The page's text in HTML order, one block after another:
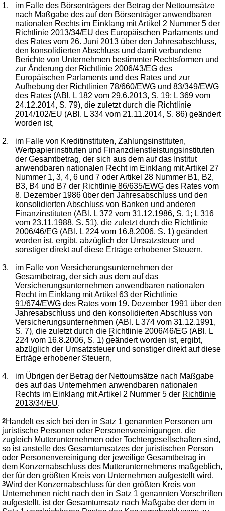
1.
im Falle des Börsenträgers der Betrag der Nettoumsätze
nach Maßgabe des auf den Börsenträger anwendbaren
nationalen Rechts im Einklang mit Artikel 2 Nummer 5 der
Richtlinie 2013/34/EU des Europäischen Parlaments und
des Rates vom 26. Juni 2013 über den Jahresabschluss,
den konsolidierten Abschluss und damit verbundene
Berichte von Unternehmen bestimmter Rechtsformen und
zur Änderung der Richtlinie 2006/43/EG des
Europäischen Parlaments und des Rates und zur
Aufhebung der Richtlinien 78/660/EWG und83/349/EWG
des Rates (ABl. L 182 vom 29.6.2013, S. 19; L 369 vom
24.12.2014, S. 79), die zuletzt durch die Richtlinie
2014/102/EU (ABl. L 334 vom 21.11.2014, S. 86) geändert
worden ist,
2.
im Falle von Kreditinstituten, Zahlungsinstituten,
Wertpapierinstituten und Finanzdienstleistungsinstituten
der Gesamtbetrag, der sich aus dem auf das Institut
anwendbaren nationalen Recht im Einklang mit Artikel 27
Nummer 1, 3, 4, 6 und 7 oder Artikel 28 Nummer B1, B2,
B3, B4 und B7 der Richtlinie 86/635/EWG des Rates vom
8. Dezember 1986 über den Jahresabschluss und den
konsolidierten Abschluss von Banken und anderen
Finanzinstituten (ABl. L 372 vom 31.12.1986, S. 1; L 316
vom 23.11.1988, S. 51), die zuletzt durch die Richtlinie
2006/46/EG (ABl. L 224 vom 16.8.2006, S. 1) geändert
worden ist, ergibt, abzüglich der Umsatzsteuer und
sonstiger direkt auf diese Erträge erhobener Steuern,
3.
im Falle von Versicherungsunternehmen der
Gesamtbetrag, der sich aus dem auf das
Versicherungsunternehmen anwendbaren nationalen
Recht im Einklang mit Artikel 63 der Richtlinie
91/674/EWG des Rates vom 19. Dezember 1991 über den
Jahresabschluss und den konsolidierten Abschluss von
Versicherungsunternehmen (ABl. L 374 vom 31.12.1991,
S. 7), die zuletzt durch die Richtlinie 2006/46/EG (ABl. L
224 vom 16.8.2006, S. 1) geändert worden ist, ergibt,
abzüglich der Umsatzsteuer und sonstiger direkt auf diese
Erträge erhobener Steuern,
4.
im Übrigen der Betrag der Nettoumsätze nach Maßgabe
des auf das Unternehmen anwendbaren nationalen
Rechts im Einklang mit Artikel 2 Nummer 5 der Richtlinie
2013/34/EU.
2Handelt es sich bei den in Satz 1 genannten Personen um
juristische Personen oder Personenvereinigungen, die
zugleich Mutterunternehmen oder Tochtergesellschaften sind,
so ist anstelle des Gesamtumsatzes der juristischen Person
oder Personenvereinigung der jeweilige Gesamtbetrag in
dem Konzernabschluss des Mutterunternehmens maßgeblich,
der für den größten Kreis von Unternehmen aufgestellt wird.
3Wird der Konzernabschluss für den größten Kreis von
Unternehmen nicht nach den in Satz 1 genannten Vorschriften
aufgestellt, ist der Gesamtumsatz nach Maßgabe der dem in